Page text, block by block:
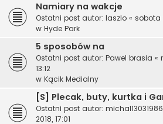
Namiary na wakcje
Ostatni post autor: laszlo « sobota
w Hyde Park
5 sposobów na
Ostatni post autor: Pawel brasia «
13:12
w Kącik Medialny
[S] Plecak, buty, kurtka i
Ostatni post autor: michal13031986
2018, 17:01